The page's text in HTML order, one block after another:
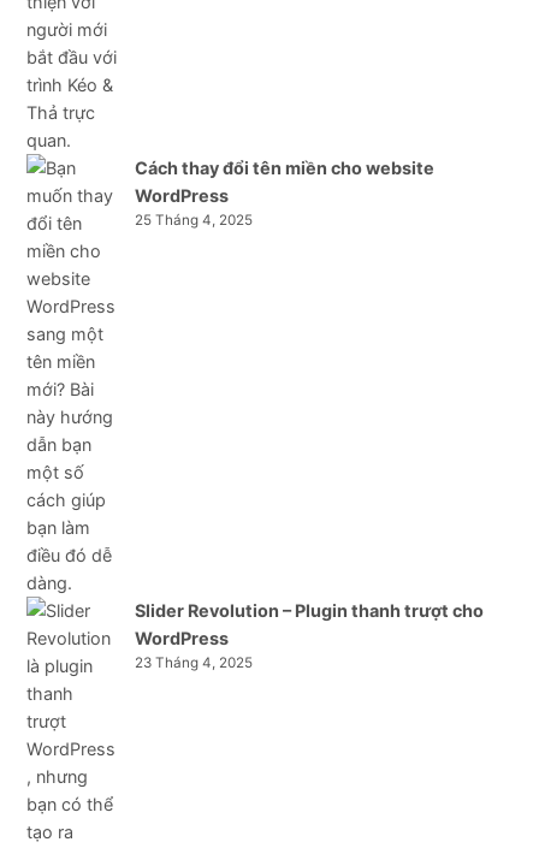
Cách thay đổi tên miền cho website
WordPress
25 Tháng 4, 2025
Slider Revolution – Plugin thanh trượt cho
WordPress
23 Tháng 4, 2025